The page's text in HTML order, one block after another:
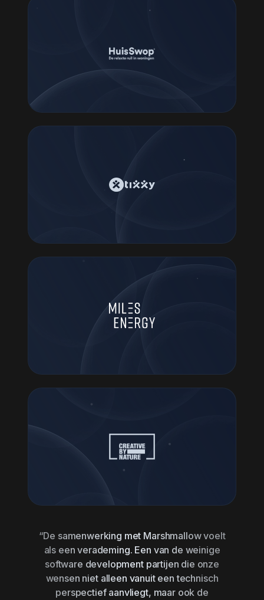
“De samenwerking met Marshmallow voelt
als een verademing. Een van de weinige
software development partijen die onze
wensen niet alleen vanuit een technisch
perspectief aanvliegt, maar ook de